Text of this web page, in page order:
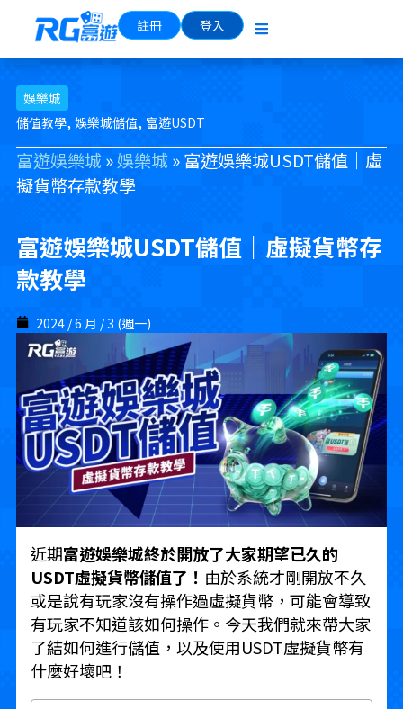
註冊 登入
娛樂城
儲值教學, 娛樂城儲值, 富遊USDT
富遊娛樂城»娛樂城»富遊娛樂城USDT儲值｜虛
擬貨幣存款教學
富遊娛樂城USDT儲值｜虛擬貨幣存
款教學
2024 / 6 月 / 3 (週一)
近期富遊娛樂城終於開放了大家期望已久的
USDT虛擬貨幣儲值了！ 由於系統才剛開放不久
或是說有玩家沒有操作過虛擬貨幣，可能會導致
有玩家不知道該如何操作。今天我們就來帶大家
了結如何進行儲值，以及使用USDT虛擬貨幣有
什麼好壞吧！